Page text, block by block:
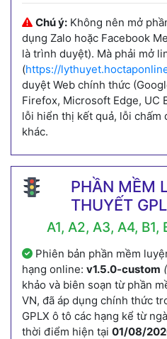
Chú ý: Không nên mở
dụng Zalo hoặc Facebook
là trình duyệt). Mà phải mở
(https://
duyệt Web chính thức
Firefox, Microsoft Edge, UC
lỗi hiển thị kết quả, lỗi chấm
khác.
PHẦN MỀM
THUYẾT
A1, A2, A3, A4, B1,
Phiên bản phần mềm
hạng online: v1.5.0-custom (
khảo và biên soạn từ phần
VN, đã áp dụng chính thức
GPLX ô tô các hạng kể từ
thời điểm hiện tại 01/08/